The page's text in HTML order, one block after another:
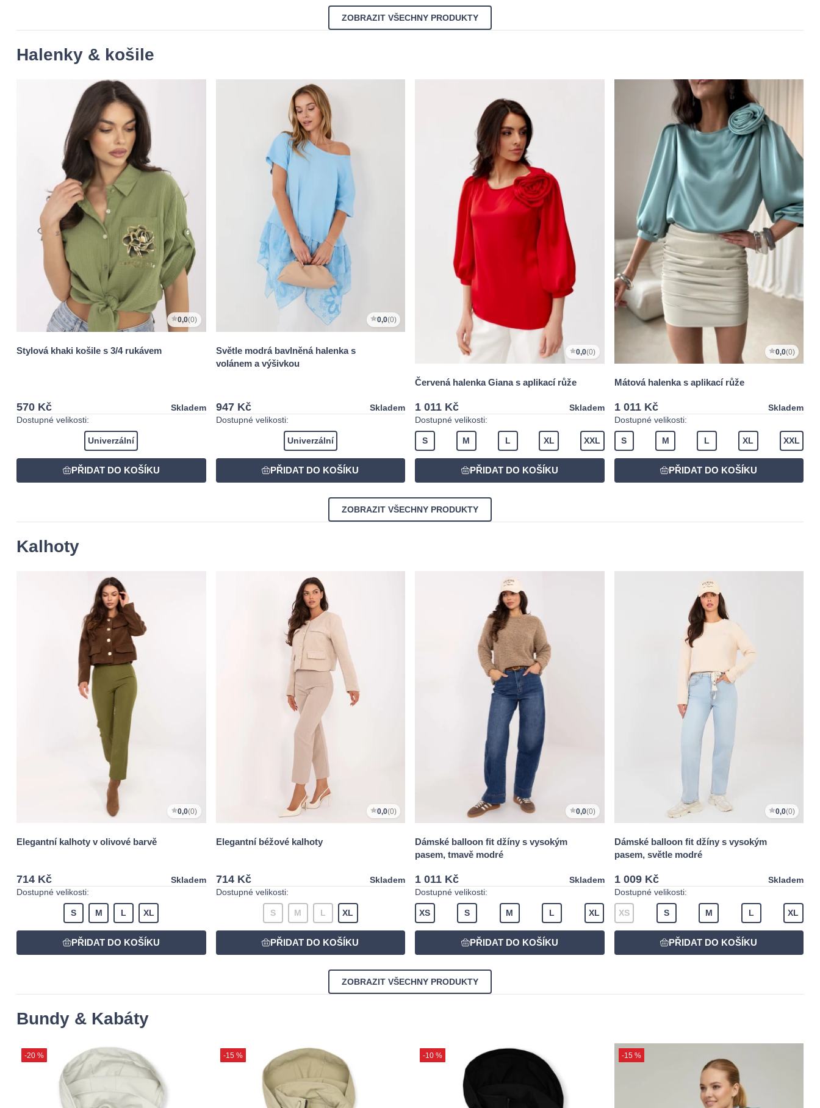
ZOBRAZIT VŠECHNY PRODUKTY
Halenky & košile
0,0(0)
Stylová khaki košile s 3/4 rukávem
570 Kč
Skladem
Dostupné velikosti:
Univerzální
0,0(0)
Světle modrá bavlněná halenka s
volánem a výšivkou
947 Kč
Skladem
Dostupné velikosti:
Univerzální
0,0(0)
Červená halenka Giana s aplikací růže
1 011 Kč
Skladem
Dostupné velikosti:
S M L XL XXL
0,0(0)
Mátová halenka s aplikací růže
1 011 Kč
Skladem
Dostupné velikosti:
S M L XL XXL
ZOBRAZIT VŠECHNY PRODUKTY
Kalhoty
0,0(0)
Elegantní kalhoty v olivové barvě
714 Kč
Skladem
Dostupné velikosti:
S M L XL
0,0(0)
Elegantní béžové kalhoty
714 Kč
Skladem
Dostupné velikosti:
S M L XL
0,0(0)
Dámské balloon fit džíny s vysokým
pasem, tmavě modré
1 011 Kč
Skladem
Dostupné velikosti:
XS S M L XL
0,0(0)
Dámské balloon fit džíny s vysokým
pasem, světle modré
1 009 Kč
Skladem
Dostupné velikosti:
XS S M L XL
ZOBRAZIT VŠECHNY PRODUKTY
Bundy & Kabáty
-20 % -15 % -10 % -15 %